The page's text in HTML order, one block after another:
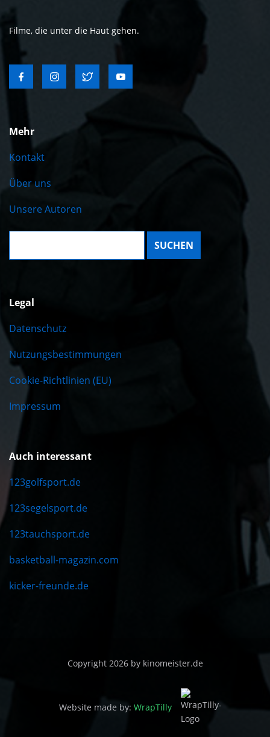
Filme, die unter die Haut gehen.
Mehr
Kontakt
Über uns
Unsere Autoren
Suche:
Legal
Datenschutz
Nutzungsbestimmungen
Cookie-Richtlinien (EU)
Impressum
Auch interessant
123golfsport.de
123segelsport.de
123tauchsport.de
basketball-magazin.com
kicker-freunde.de
Copyright 2026 by kinomeister.de
Website made by: WrapTilly